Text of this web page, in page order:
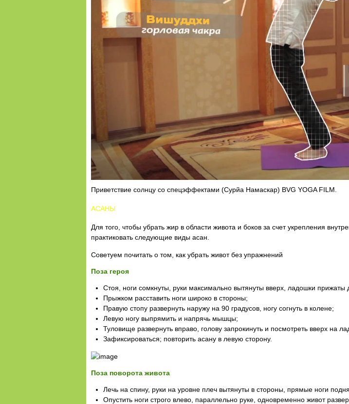
Приветствие солнцу cо спецэффектами (Сурйа Намаскар) BVG YOGA FILM.
АСАНЫ
Для того, чтобы убрать жир в области живота и боков за счет укрепления
практиковать следующие виды асан.
Советуем почитать о том, как убрать живот без упражнений
Поза героя
Стоя, ноги сомкнуты, руки максимально вытянуты вверх, ладошки прижаты
Прыжком расставить ноги широко в стороны;
Правую стопу развернуть наружу на 90 градусов, ногу согнуть в колене;
Левую ногу выпрямить и напрячь мышцы;
Туловище развернуть вправо, голову запрокинуть и посмотреть вверх на
Зафиксироваться; повторить асану в левую сторону.
Поза поворота живота
Лечь на спину, руки на уровне плеч вытянуты в стороны, прямые ноги
Опустить ноги строго влево, параллельно руке, одновременно живот